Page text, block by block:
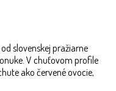
slovenskej pražiarne
V chuťovom profile
ako červené ovocie,